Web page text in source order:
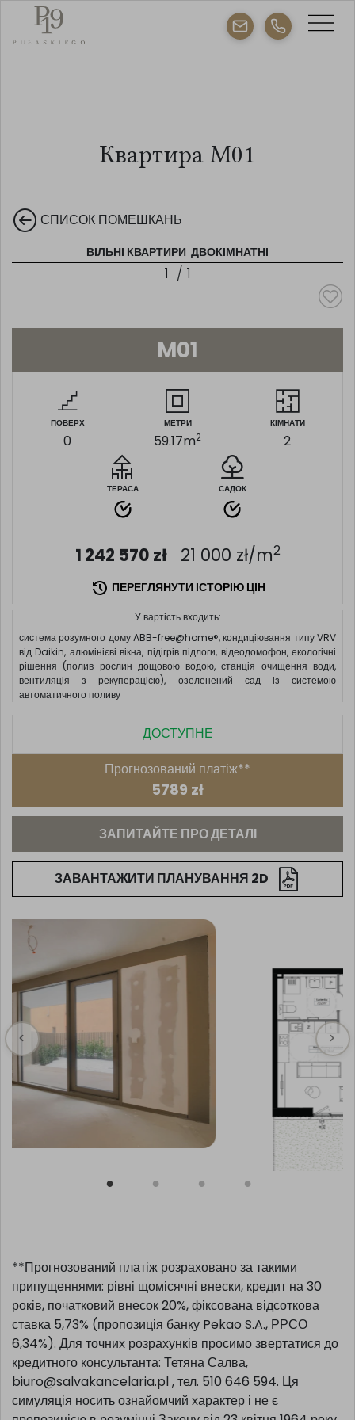
Квартира M01
СПИСОК ПОМЕШКАНЬ
ВІЛЬНІ КВАРТИРИ ДВОКІМНАТНІ
1 / 1
M01
ПОВЕРХ
0
МЕТРИ
59.17m2
КІМНАТИ
2
ТЕРАСА САДОК
1 242 570 zł 21 000 zł/m2
ПЕРЕГЛЯНУТИ ІСТОРІЮ ЦІН
У вартість входить:
система розумного дому ABB-free@home®, кондиціювання типу VRV
від Daikin, алюмінієві вікна, підігрів підлоги, відеодомофон, екологічні
рішення (полив рослин дощовою водою, станція очищення води,
вентиляція з рекуперацією), озеленений сад із системою
автоматичного поливу
ДОСТУПНЕ
Прогнозований платіж**
5789 zł
ЗАПИТАЙТЕ ПРО ДЕТАЛІ
ЗАВАНТАЖИТИ ПЛАНУВАННЯ 2D
**Прогнозований платіж розраховано за такими
припущеннями: рівні щомісячні внески, кредит на 30
років, початковий внесок 20%, фіксована відсоткова
ставка 5,73% (пропозиція банку Pekao S.A., РРСО
6,34%). Для точних розрахунків просимо звертатися до